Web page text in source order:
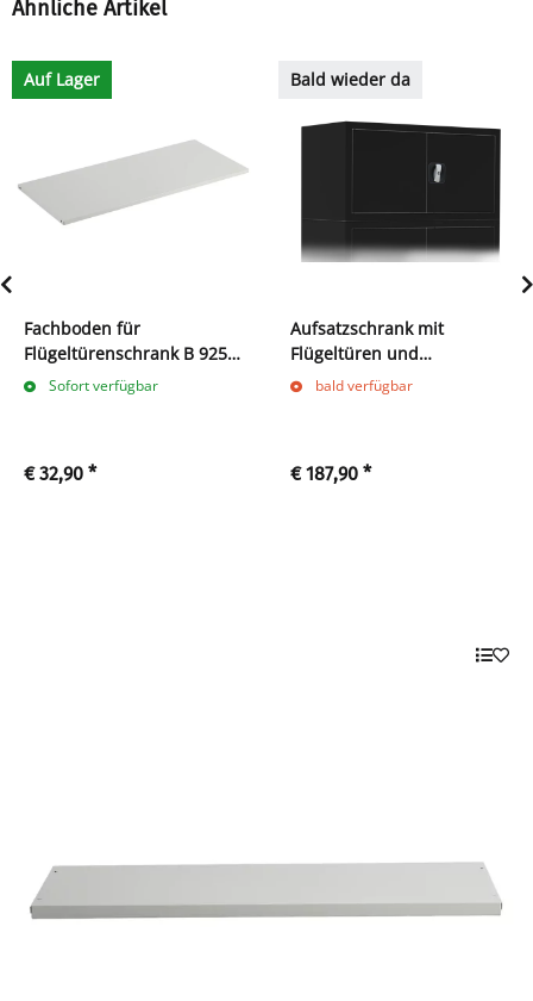
Ähnliche Artikel
Auf Lager
Fachboden für
Flügeltürenschrank B 925 x
T 422 mm, lichtgrau
Sofort verfügbar
€ 32,90 *
Bald wieder da
Aufsatzschrank mit
Flügeltüren und
Zylinderschloss mit
bald verfügbar
€ 187,90 *